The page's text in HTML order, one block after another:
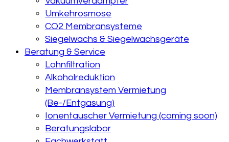
Umkehrosmose
CO2 Membransysteme
Siegelwachs & Siegelwachsgeräte
Beratung & Service
Lohnfiltration
Alkoholreduktion
Membransystem Vermietung
(Be-/Entgasung)
Ionentauscher Vermietung (coming soon)
Beratungslabor